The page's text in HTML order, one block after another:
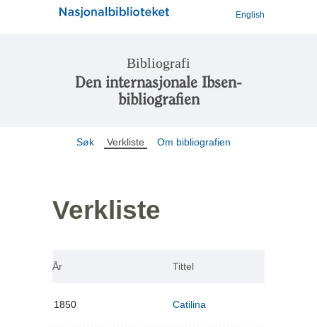
English
Bibliografi
Den internasjonale Ibsen-
bibliografien
Søk Verkliste Om bibliografien
Verkliste
År Tittel
1850 Catilina